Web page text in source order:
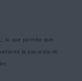
lo que permite que
la pasarela de